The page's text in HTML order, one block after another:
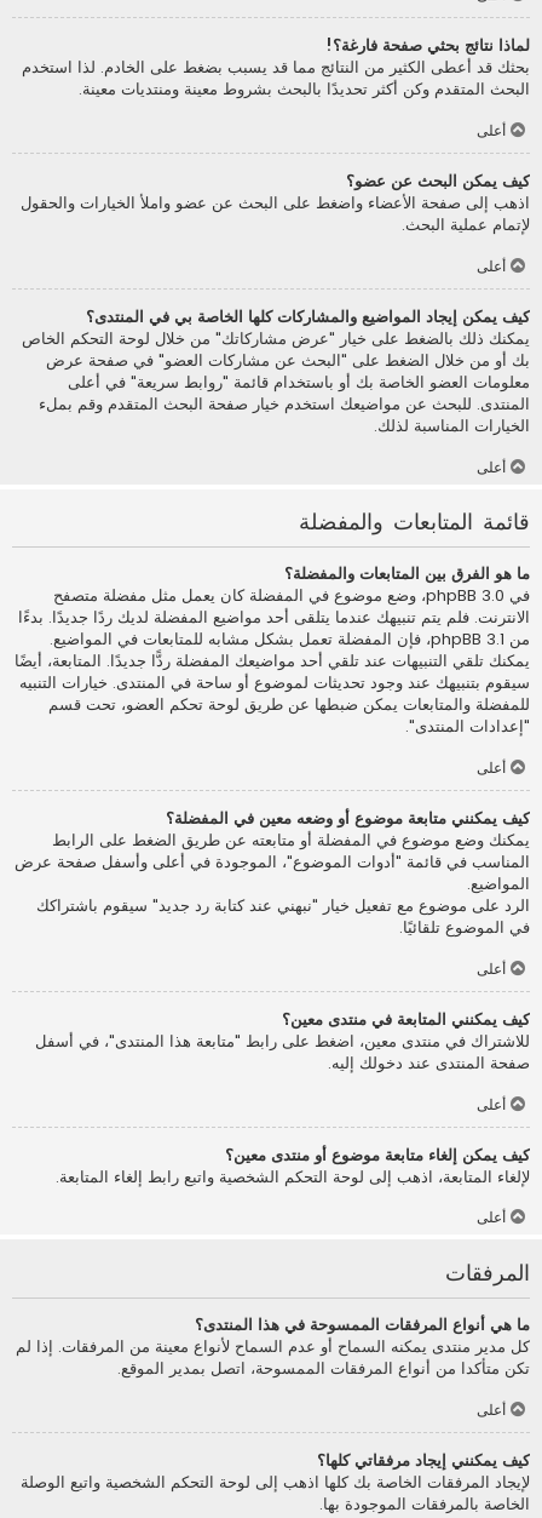
لماذا نتائج بحثي صفحة فارغة؟!
بحثك قد أعطى الكثير من النتائج مما قد يسبب بضغط على الخادم. لذا استخدم
البحث المتقدم وكن أكثر تحديدًا بالبحث بشروط معينة ومنتديات معينة.
أعلى
كيف يمكن البحث عن عضو؟
اذهب إلى صفحة الأعضاء واضغط على البحث عن عضو واملأ الخيارات والحقول
لإتمام عملية البحث.
أعلى
كيف يمكن إيجاد المواضيع والمشاركات كلها الخاصة بي في المنتدى؟
يمكنك ذلك بالضغط على خيار "عرض مشاركاتك" من خلال لوحة التحكم الخاص
بك أو من خلال الضغط على "البحث عن مشاركات العضو" في صفحة عرض
معلومات العضو الخاصة بك أو باستخدام قائمة "روابط سريعة" في أعلى
المنتدى. للبحث عن مواضيعك استخدم خيار صفحة البحث المتقدم وقم بملء
الخيارات المناسبة لذلك.
أعلى
قائمة المتابعات والمفضلة
ما هو الفرق بين المتابعات والمفضلة؟
في phpBB 3.0، وضع موضوع في المفضلة كان يعمل مثل مفضلة متصفح
الانترنت. فلم يتم تنبيهك عندما يتلقى أحد مواضيع المفضلة لديك ردًا جديدًا. بدءًا
من phpBB 3.1، فإن المفضلة تعمل بشكل مشابه للمتابعات في المواضيع.
يمكنك تلقي التنبيهات عند تلقي أحد مواضيعك المفضلة ردًّا جديدًا. المتابعة، أيضًا
سيقوم بتنبيهك عند وجود تحديثات لموضوع أو ساحة في المنتدى. خيارات التنبيه
للمفضلة والمتابعات يمكن ضبطها عن طريق لوحة تحكم العضو، تحت قسم
"إعدادات المنتدى".
أعلى
كيف يمكنني متابعة موضوع أو وضعه معين في المفضلة؟
يمكنك وضع موضوع في المفضلة أو متابعته عن طريق الضغط على الرابط
المناسب في قائمة "أدوات الموضوع"، الموجودة في أعلى وأسفل صفحة عرض
المواضيع.
الرد على موضوع مع تفعيل خيار "نبهني عند كتابة رد جديد" سيقوم باشتراكك
في الموضوع تلقائيًا.
أعلى
كيف يمكنني المتابعة في منتدى معين؟
للاشتراك في منتدى معين، اضغط على رابط "متابعة هذا المنتدى"، في أسفل
صفحة المنتدى عند دخولك إليه.
أعلى
كيف يمكن إلغاء متابعة موضوع أو منتدى معين؟
لإلغاء المتابعة، اذهب إلى لوحة التحكم الشخصية واتبع رابط إلغاء المتابعة.
أعلى
المرفقات
ما هي أنواع المرفقات الممسوحة في هذا المنتدى؟
كل مدير منتدى يمكنه السماح أو عدم السماح لأنواع معينة من المرفقات. إذا لم
تكن متأكدا من أنواع المرفقات الممسوحة، اتصل بمدير الموقع.
أعلى
كيف يمكنني إيجاد مرفقاتي كلها؟
لإيجاد المرفقات الخاصة بك كلها اذهب إلى لوحة التحكم الشخصية واتبع الوصلة
الخاصة بالمرفقات الموجودة بها.